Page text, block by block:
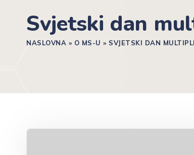
Svjetski dan
NASLOVNA » O MS-U » SVJETSKI DAN